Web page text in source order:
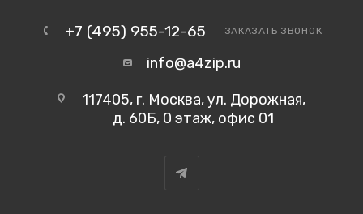
+7 (495) 955-12-65 ЗАКАЗАТЬ ЗВОНОК
info@a4zip.ru
117405, г. Москва, ул. Дорожная,
д. 60Б, 0 этаж, офис 01